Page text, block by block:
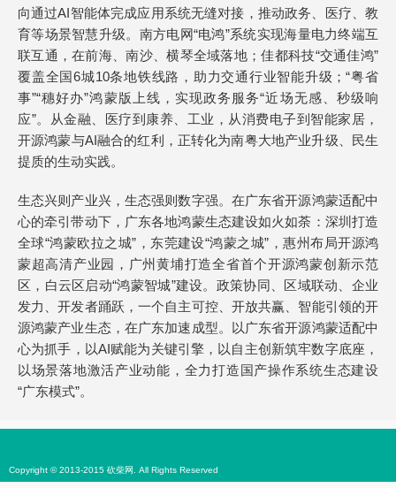
向通过AI智能体完成应用系统无缝对接，推动政务、医疗、教
育等场景智慧升级。南方电网“电鸿”系统实现海量电力终端互
联互通，在前海、南沙、横琴全域落地；佳都科技“交通佳鸿”
覆盖全国6城10条地铁线路，助力交通行业智能升级；“粤省
事”“穗好办”鸿蒙版上线，实现政务服务“近场无感、秒级响
应”。从金融、医疗到康养、工业，从消费电子到智能家居，
开源鸿蒙与AI融合的红利，正转化为南粤大地产业升级、民生
提质的生动实践。
生态兴则产业兴，生态强则数字强。在广东省开源鸿蒙适配中
心的牵引带动下，广东各地鸿蒙生态建设如火如荼：深圳打造
全球“鸿蒙欧拉之城”，东莞建设“鸿蒙之城”，惠州布局开源鸿
蒙超高清产业园，广州黄埔打造全省首个开源鸿蒙创新示范
区，白云区启动“鸿蒙智城”建设。政策协同、区域联动、企业
发力、开发者踊跃，一个自主可控、开放共赢、智能引领的开
源鸿蒙产业生态，在广东加速成型。以广东省开源鸿蒙适配中
心为抓手，以AI赋能为关键引擎，以自主创新筑牢数字底座，
以场景落地激活产业动能，全力打造国产操作系统生态建设
“广东模式”。
Copyright © 2013-2015 砍柴网. All Rights Reserved